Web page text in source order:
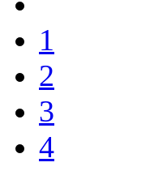
1
2
3
4